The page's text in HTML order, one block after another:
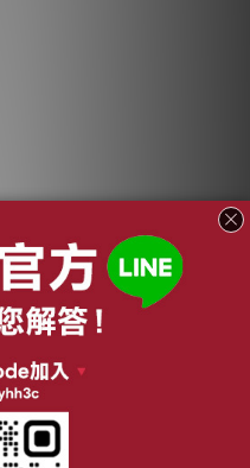
【結帳現折】三菱
455L 五門變頻冰箱
(水晶白/水晶杏) MR-
NT$53,500 ~
NT$61,900